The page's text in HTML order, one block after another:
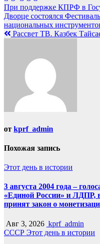
Навигация
по
записям
При поддержке КПРФ в
Дворце состоялся
национальных
Рассвет ТВ. Казбек
от kprf_admin
Похожая запись
Этот день в истории
3 августа 2004 года –
«Единой России» и ЛДПР,
принят закон о
Авг 3, 2026 kprf_admin
СССР Этот день в истории